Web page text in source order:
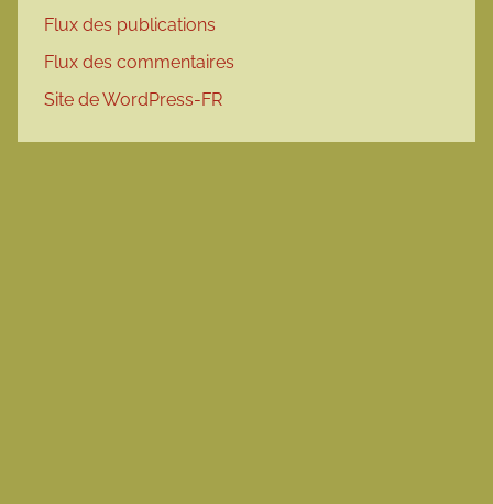
Flux des publications
Flux des commentaires
Site de WordPress-FR